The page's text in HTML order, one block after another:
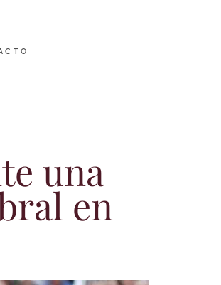
una
en